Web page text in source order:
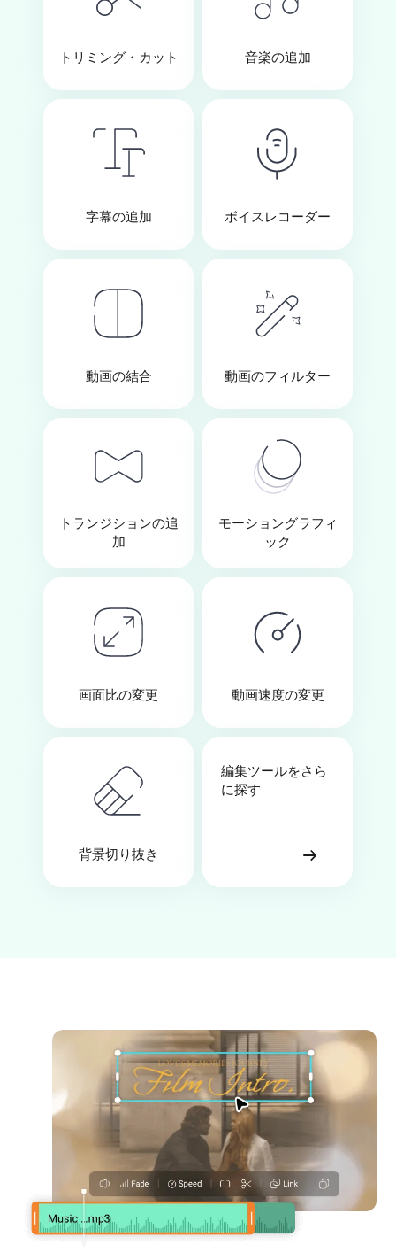
トリミング・カット 音楽の追加
字幕の追加 ボイスレコーダー
動画の結合 動画のフィルター
トランジションの追
加
モーショングラフィ
ック
画面比の変更 動画速度の変更
背景切り抜き
編集ツールをさら
に探す